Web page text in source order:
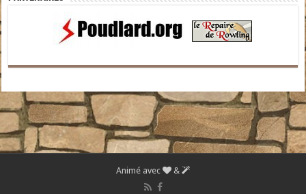
Animé avec &